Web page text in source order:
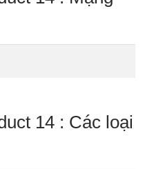
14 : Các loại